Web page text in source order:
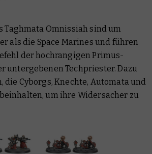
Taghmata Omnissiah sind um
als die Space Marines und führen
der hochrangigen Primus-
untergebenen Techpriester. Dazu
die Cyborgs, Knechte, Automata und
um ihre Widersacher zu